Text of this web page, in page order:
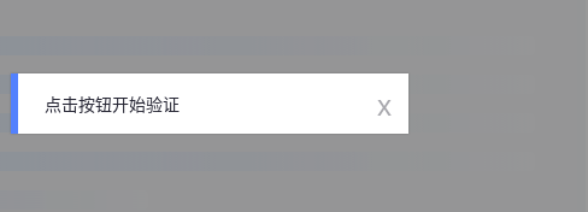
点击按钮开始验证 x